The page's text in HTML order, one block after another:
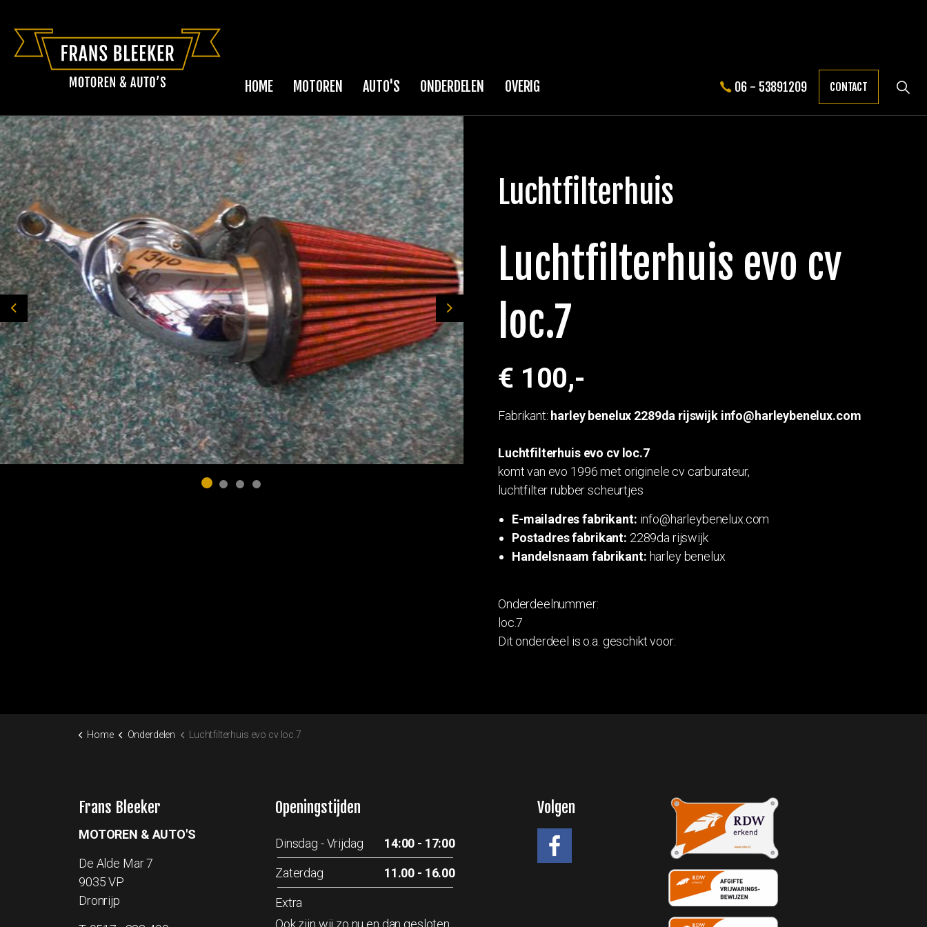
HOME MOTOREN AUTO'S ONDERDELEN OVERIG 06 - 53891209 CONTACT
Previous
Luchtfilterhuis
Luchtfilterhuis evo cv
loc.7
€ 100,-
Fabrikant: harley benelux 2289da rijswijk info@harleybenelux.com
Luchtfilterhuis evo cv loc.7
komt van evo 1996 met originele cv carburateur,
luchtfilter rubber scheurtjes
E-mailadres fabrikant: info@harleybenelux.com
Postadres fabrikant: 2289da rijswijk
Handelsnaam fabrikant: harley benelux
Onderdeelnummer:
loc.7
Dit onderdeel is o.a. geschikt voor:
Home Onderdelen Luchtfilterhuis evo cv loc.7
Frans Bleeker
MOTOREN & AUTO'S
De Alde Mar 7
9035 VP
Dronrijp
Openingstijden
Dinsdag - Vrijdag 14:00 - 17:00
Zaterdag 11.00 - 16.00
Extra
Ook zijn wij zo nu en dan gesloten
Volgen